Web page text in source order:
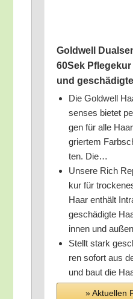
Gold­well
60Sek
und
Die Gold­well
sen­ses bie­tet
gen für alle
grier­tem
ten. Die…
Unse­re Rich
kur für
Haar ent­hält
geschä­dig­te
innen und
Stellt stark
ren sofort aus
und baut die
» Aktu­el­len